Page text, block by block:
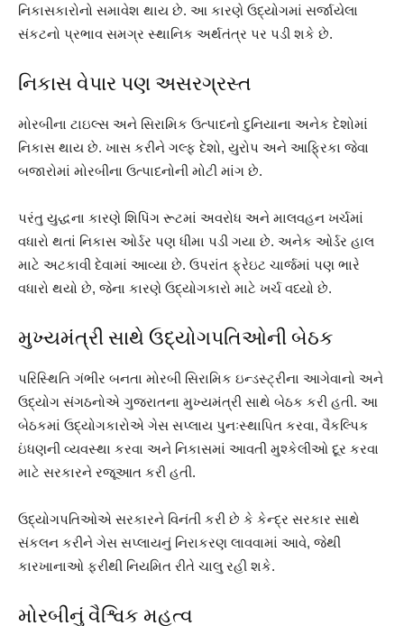
નિકાસકારોનો સમાવેશ થાય છે. આ કારણે ઉદ્યોગમાં સર્જાયેલા
સંકટનો પ્રભાવ સમગ્ર સ્થાનિક અર્થતંત્ર પર પડી શકે છે.
નિકાસ વેપાર પણ અસરગ્રસ્ત
મોરબીના ટાઇલ્સ અને સિરામિક ઉત્પાદનો દુનિયાના અનેક દેશોમાં
નિકાસ થાય છે. ખાસ કરીને ગલ્ફ દેશો, યુરોપ અને આફ્રિકા જેવા
બજારોમાં મોરબીના ઉત્પાદનોની મોટી માંગ છે.
પરંતુ યુદ્ધના કારણે શિપિંગ રૂટમાં અવરોધ અને માલવહન ખર્ચમાં
વધારો થતાં નિકાસ ઓર્ડર પણ ધીમા પડી ગયા છે. અનેક ઓર્ડર હાલ
માટે અટકાવી દેવામાં આવ્યા છે. ઉપરાંત ફ્રેઇટ ચાર્જમાં પણ ભારે
વધારો થયો છે, જેના કારણે ઉદ્યોગકારો માટે ખર્ચ વધ્યો છે.
મુખ્યમંત્રી સાથે ઉદ્યોગપતિઓની બેઠક
પરિસ્થિતિ ગંભીર બનતા મોરબી સિરામિક ઇન્ડસ્ટ્રીના આગેવાનો અને
ઉદ્યોગ સંગઠનોએ ગુજરાતના મુખ્યમંત્રી સાથે બેઠક કરી હતી. આ
બેઠકમાં ઉદ્યોગકારોએ ગેસ સપ્લાય પુનઃસ્થાપિત કરવા, વૈકલ્પિક
ઇંધણની વ્યવસ્થા કરવા અને નિકાસમાં આવતી મુશ્કેલીઓ દૂર કરવા
માટે સરકારને રજૂઆત કરી હતી.
ઉદ્યોગપતિઓએ સરકારને વિનંતી કરી છે કે કેન્દ્ર સરકાર સાથે
સંકલન કરીને ગેસ સપ્લાયનું નિરાકરણ લાવવામાં આવે, જેથી
કારખાનાઓ ફરીથી નિયમિત રીતે ચાલુ રહી શકે.
મોરબીનું વૈશ્વિક મહત્વ